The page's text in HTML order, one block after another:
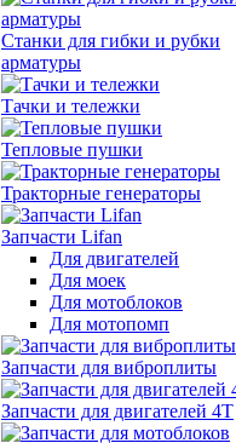
Станки для гибки и рубки
арматуры
Тачки и тележки
Тепловые пушки
Тракторные генераторы
Запчасти Lifan
Для двигателей
Для моек
Для мотоблоков
Для мотопомп
Запчасти для виброплиты
Запчасти для двигателей 4Т